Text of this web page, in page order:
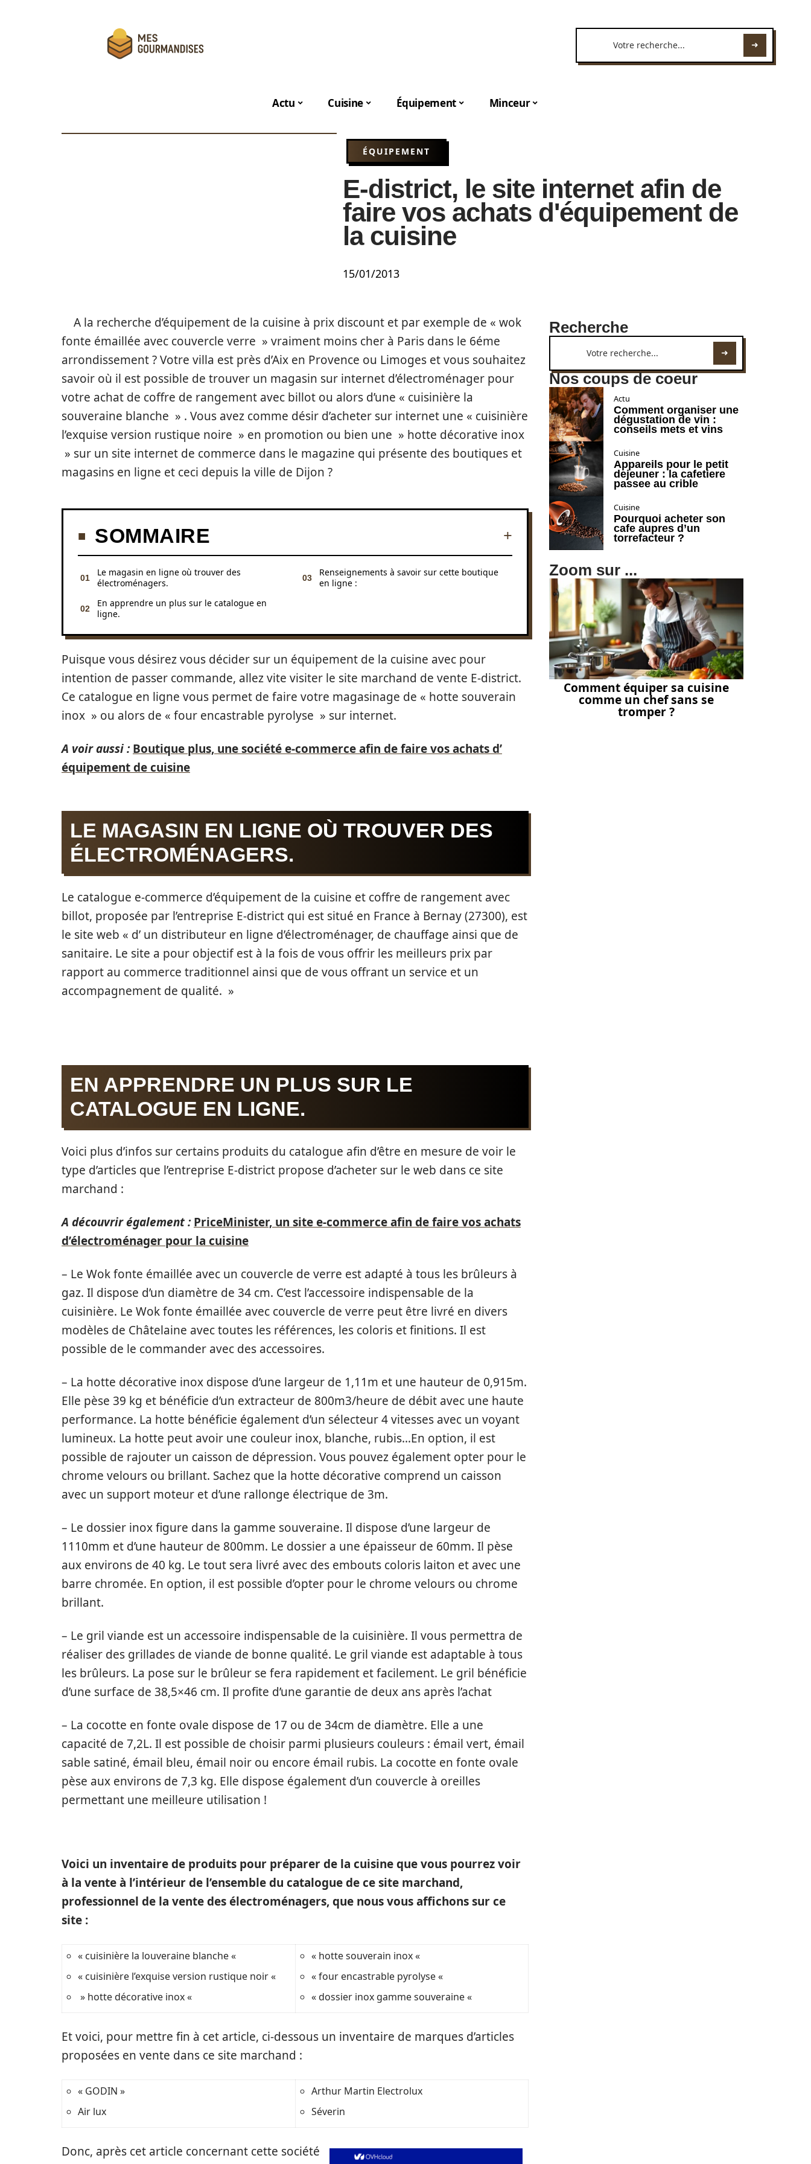
Actu Cuisine Équipement Minceur
ÉQUIPEMENT
E-district, le site internet afin de
faire vos achats d'équipement de
la cuisine
15/01/2013
A la recherche d’équipement de la cuisine à prix discount et par exemple de « wok
fonte émaillée avec couvercle verre » vraiment moins cher à Paris dans le 6éme
arrondissement ? Votre villa est près d’Aix en Provence ou Limoges et vous souhaitez
savoir où il est possible de trouver un magasin sur internet d’électroménager pour
votre achat de coffre de rangement avec billot ou alors d’une « cuisinière la
souveraine blanche » . Vous avez comme désir d’acheter sur internet une « cuisinière
l’exquise version rustique noire » en promotion ou bien une » hotte décorative inox
» sur un site internet de commerce dans le magazine qui présente des boutiques et
magasins en ligne et ceci depuis la ville de Dijon ?
SOMMAIRE
Le magasin en ligne où trouver des
électroménagers.
En apprendre un plus sur le catalogue en
ligne.
Renseignements à savoir sur cette boutique
en ligne :
Puisque vous désirez vous décider sur un équipement de la cuisine avec pour
intention de passer commande, allez vite visiter le site marchand de vente E-district.
Ce catalogue en ligne vous permet de faire votre magasinage de « hotte souverain
inox » ou alors de « four encastrable pyrolyse » sur internet.
A voir aussi : Boutique plus, une société e-commerce afin de faire vos achats d’
équipement de cuisine
LE MAGASIN EN LIGNE OÙ TROUVER DES
ÉLECTROMÉNAGERS.
Le catalogue e-commerce d’équipement de la cuisine et coffre de rangement avec
billot, proposée par l’entreprise E-district qui est situé en France à Bernay (27300), est
le site web « d’ un distributeur en ligne d’électroménager, de chauffage ainsi que de
sanitaire. Le site a pour objectif est à la fois de vous offrir les meilleurs prix par
rapport au commerce traditionnel ainsi que de vous offrant un service et un
accompagnement de qualité. »
EN APPRENDRE UN PLUS SUR LE
CATALOGUE EN LIGNE.
Voici plus d’infos sur certains produits du catalogue afin d’être en mesure de voir le
type d’articles que l’entreprise E-district propose d’acheter sur le web dans ce site
marchand :
A découvrir également : PriceMinister, un site e-commerce afin de faire vos achats
d’électroménager pour la cuisine
– Le Wok fonte émaillée avec un couvercle de verre est adapté à tous les brûleurs à
gaz. Il dispose d’un diamètre de 34 cm. C’est l’accessoire indispensable de la
cuisinière. Le Wok fonte émaillée avec couvercle de verre peut être livré en divers
modèles de Châtelaine avec toutes les références, les coloris et finitions. Il est
possible de le commander avec des accessoires.
– La hotte décorative inox dispose d’une largeur de 1,11m et une hauteur de 0,915m.
Elle pèse 39 kg et bénéficie d’un extracteur de 800m3/heure de débit avec une haute
performance. La hotte bénéficie également d’un sélecteur 4 vitesses avec un voyant
lumineux. La hotte peut avoir une couleur inox, blanche, rubis…En option, il est
possible de rajouter un caisson de dépression. Vous pouvez également opter pour le
chrome velours ou brillant. Sachez que la hotte décorative comprend un caisson
avec un support moteur et d’une rallonge électrique de 3m.
– Le dossier inox figure dans la gamme souveraine. Il dispose d’une largeur de
1110mm et d’une hauteur de 800mm. Le dossier a une épaisseur de 60mm. Il pèse
aux environs de 40 kg. Le tout sera livré avec des embouts coloris laiton et avec une
barre chromée. En option, il est possible d’opter pour le chrome velours ou chrome
brillant.
– Le gril viande est un accessoire indispensable de la cuisinière. Il vous permettra de
réaliser des grillades de viande de bonne qualité. Le gril viande est adaptable à tous
les brûleurs. La pose sur le brûleur se fera rapidement et facilement. Le gril bénéficie
d’une surface de 38,5×46 cm. Il profite d’une garantie de deux ans après l’achat
– La cocotte en fonte ovale dispose de 17 ou de 34cm de diamètre. Elle a une
capacité de 7,2L. Il est possible de choisir parmi plusieurs couleurs : émail vert, émail
sable satiné, émail bleu, émail noir ou encore émail rubis. La cocotte en fonte ovale
pèse aux environs de 7,3 kg. Elle dispose également d’un couvercle à oreilles
permettant une meilleure utilisation !
Voici un inventaire de produits pour préparer de la cuisine que vous pourrez voir
à la vente à l’intérieur de l’ensemble du catalogue de ce site marchand,
professionnel de la vente des électroménagers, que nous vous affichons sur ce
site :
« cuisinière la louveraine blanche «
« cuisinière l’exquise version rustique noir «
» hotte décorative inox «
« hotte souverain inox «
« four encastrable pyrolyse «
« dossier inox gamme souveraine «
Et voici, pour mettre fin à cet article, ci-dessous un inventaire de marques d’articles
proposées en vente dans ce site marchand :
« GODIN »
Air lux
Arthur Martin Electrolux
Séverin
Donc, après cet article concernant cette société
Recherche
Nos coups de coeur
Actu
Comment organiser une
dégustation de vin :
conseils mets et vins
Cuisine
Appareils pour le petit
dejeuner : la cafetiere
passee au crible
Cuisine
Pourquoi acheter son
cafe aupres d’un
torrefacteur ?
Zoom sur ...
Comment équiper sa cuisine
comme un chef sans se
tromper ?